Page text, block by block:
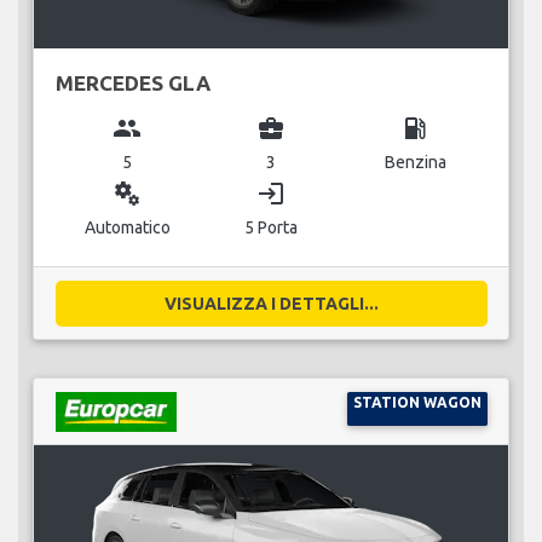
MERCEDES GLA
group
5
business_center
3
local_gas_station
Benzina
miscellaneous_services
Automatico
login
5 Porta
VISUALIZZA I DETTAGLI...
STATION WAGON